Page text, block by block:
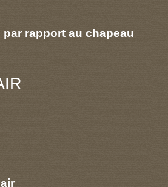
rapport au chapeau